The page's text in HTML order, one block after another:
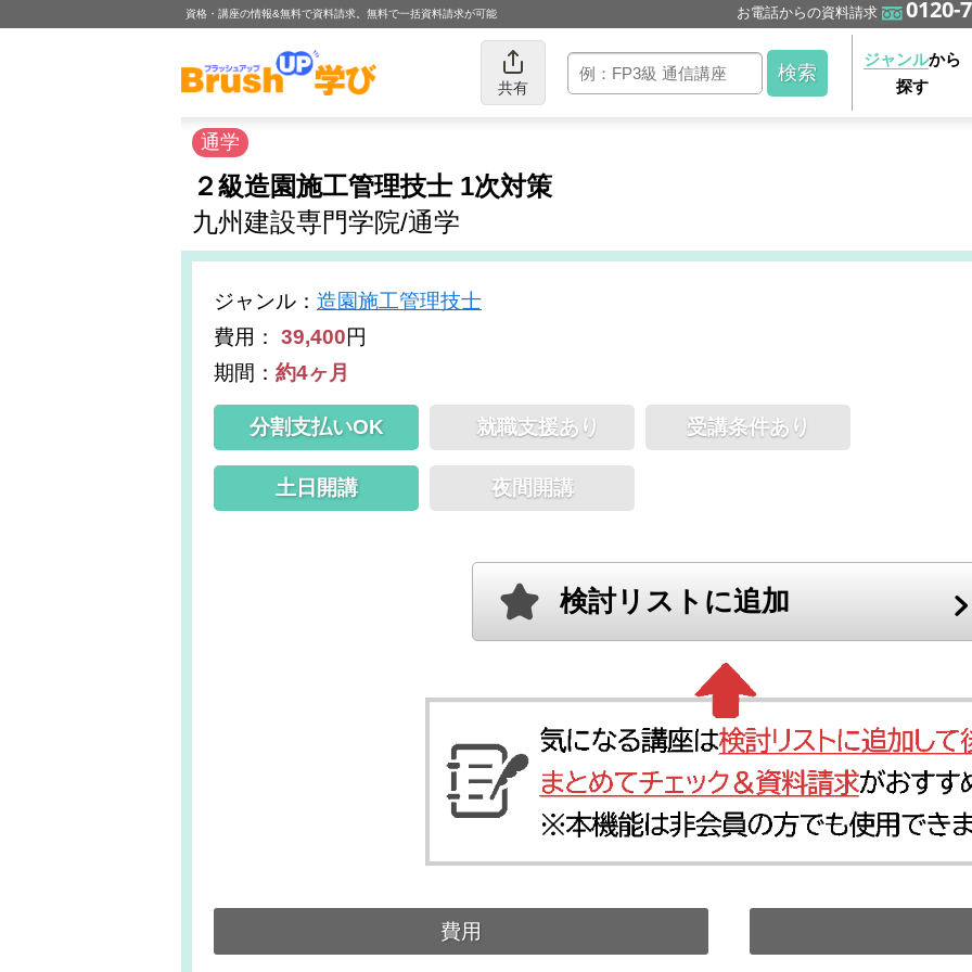
資格・講座の情報&無料で資料請求。無料で一括資料請求が可能 お電話からの資料請求 0120-
共有
ジャンルから
探す
通学
２級造園施工管理技士 1次対策
九州建設専門学院/通学
ジャンル ： 造園施工管理技士
費用： 39,400円
期間： 約4ヶ月
分割支払いOK 就職支援あり 受講条件あり
土日開講 夜間開講
検討リストに追加
費用